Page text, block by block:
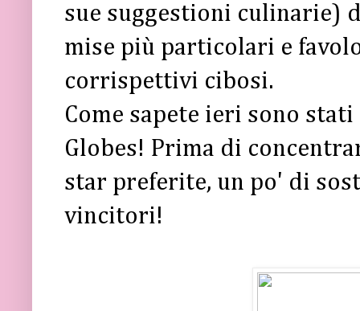
sue suggestioni culinarie)
mise più particolari e
corrispettivi cibosi.
Come sapete ieri sono
Globes! Prima di
star preferite, un po' di
vincitori!